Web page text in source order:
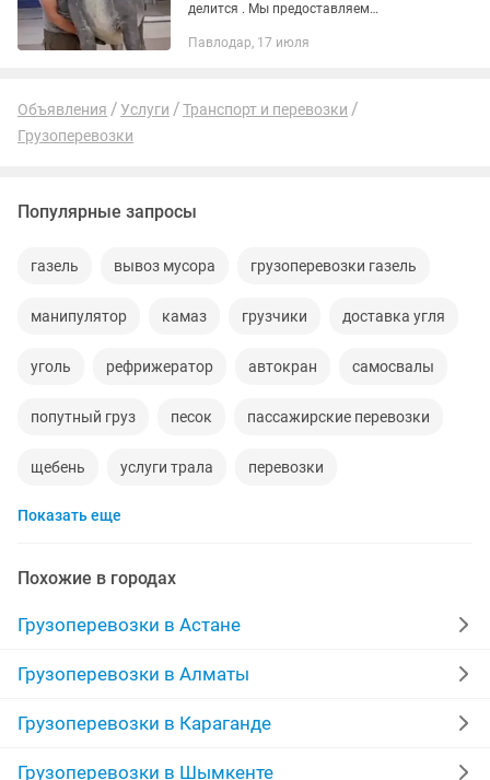
делится . Мы предоставляем
Домашние,офисные,дачные переезды .
Павлодар, 17 июля
Объявления Услуги
Транспорт и перевозки
Грузоперевозки
Популярные запросы
газель вывоз мусора грузоперевозки газель
манипулятор камаз грузчики доставка угля
уголь рефрижератор автокран самосвалы
попутный груз песок пассажирские перевозки
щебень услуги трала перевозки
доставка груза
вывоз строительного мусора
отсев камаз самосвал
грунт вывоз мебели грузоперевозки
автосборка строительный мусор
Показать еще
Похожие в городах
Грузоперевозки в Астане
Грузоперевозки в Алматы
Грузоперевозки в Караганде
Грузоперевозки в Шымкенте